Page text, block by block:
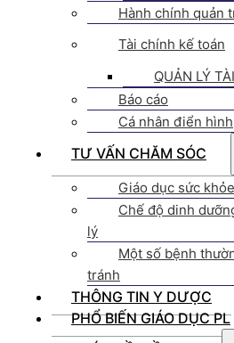
Hành chính quản
Tài chính kế toán
QUẢN LÝ
Báo cáo
Cá nhân điển hình
TƯ VẤN CHĂM SÓC
Giáo dục sức khỏe
Chế độ dinh
lý
Một số bệnh
tránh
THÔNG TIN Y DƯỢC
PHỔ BIẾN GIÁO DỤC PL